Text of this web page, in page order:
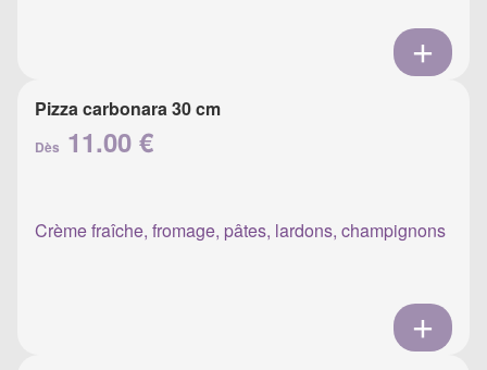
Pizza carbonara 30 cm
Dès 11.00 €
Crème fraîche, fromage, pâtes, lardons, champignons